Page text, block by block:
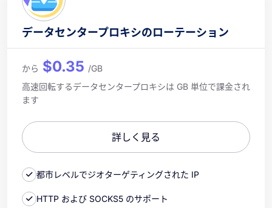
データセンタープロキシのローテーション
から $0.35 /GB
高速回転するデータセンタープロキシは GB 単位で課金され
ます
詳しく見る
都市レベルでジオターゲティングされた IP
HTTP および SOCKS5 のサポート